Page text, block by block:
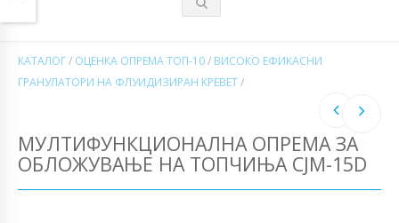
КАТАЛОГ/ ОЦЕНКА ОПРЕМА ТОП-10/ ВИСОКО ЕФИКАСНИ
ГРАНУЛАТОРИ НА ФЛУИДИЗИРАН КРЕВЕТ/
МУЛТИФУНКЦИОНАЛНА ОПРЕМА ЗА
ОБЛОЖУВАЊЕ НА ТОПЧИЊА CJM-15D